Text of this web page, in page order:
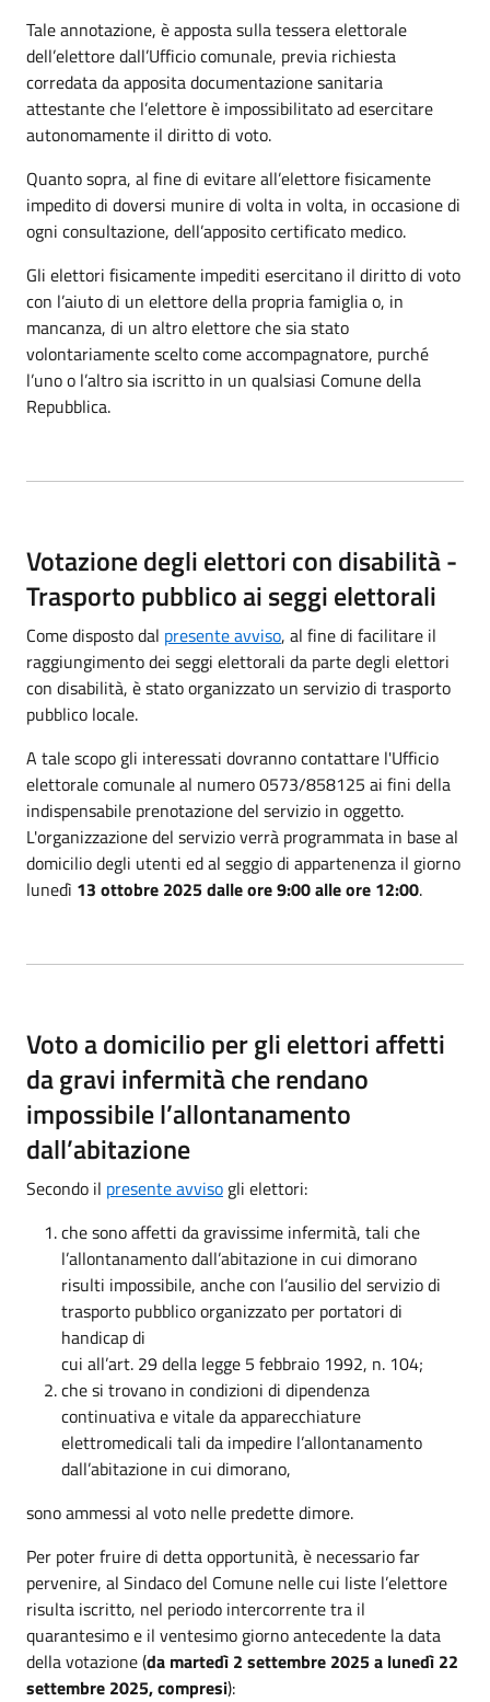
Tale annotazione, è apposta sulla tessera elettorale
dell’elettore dall’Ufficio comunale, previa richiesta
corredata da apposita documentazione sanitaria
attestante che l’elettore è impossibilitato ad esercitare
autonomamente il diritto di voto.
Quanto sopra, al fine di evitare all’elettore fisicamente
impedito di doversi munire di volta in volta, in occasione di
ogni consultazione, dell’apposito certificato medico.
Gli elettori fisicamente impediti esercitano il diritto di voto
con l’aiuto di un elettore della propria famiglia o, in
mancanza, di un altro elettore che sia stato
volontariamente scelto come accompagnatore, purché
l’uno o l’altro sia iscritto in un qualsiasi Comune della
Repubblica.
Votazione degli elettori con disabilità -
Trasporto pubblico ai seggi elettorali
Come disposto dal presente avviso, al fine di facilitare il
raggiungimento dei seggi elettorali da parte degli elettori
con disabilità, è stato organizzato un servizio di trasporto
pubblico locale.
A tale scopo gli interessati dovranno contattare l'Ufficio
elettorale comunale al numero 0573/858125 ai fini della
indispensabile prenotazione del servizio in oggetto.
L'organizzazione del servizio verrà programmata in base al
domicilio degli utenti ed al seggio di appartenenza il giorno
lunedì 13 ottobre 2025dalle ore 9:00 alle ore 12:00.
Voto a domicilio per gli elettori affetti
da gravi infermità che rendano
impossibile l’allontanamento
dall’abitazione
Secondo il presente avviso gli elettori:
che sono affetti da gravissime infermità, tali che
l’allontanamento dall’abitazione in cui dimorano
risulti impossibile, anche con l’ausilio del servizio di
trasporto pubblico organizzato per portatori di
handicap di
cui all’art. 29 della legge 5 febbraio 1992, n. 104;
che si trovano in condizioni di dipendenza
continuativa e vitale da apparecchiature
elettromedicali tali da impedire l’allontanamento
dall’abitazione in cui dimorano,
sono ammessi al voto nelle predette dimore.
Per poter fruire di detta opportunità, è necessario far
pervenire, al Sindaco del Comune nelle cui liste l’elettore
risulta iscritto, nel periodo intercorrente tra il
quarantesimo e il ventesimo giorno antecedente la data
della votazione (da martedì 2 settembre 2025 a lunedì 22
settembre 2025, compresi):